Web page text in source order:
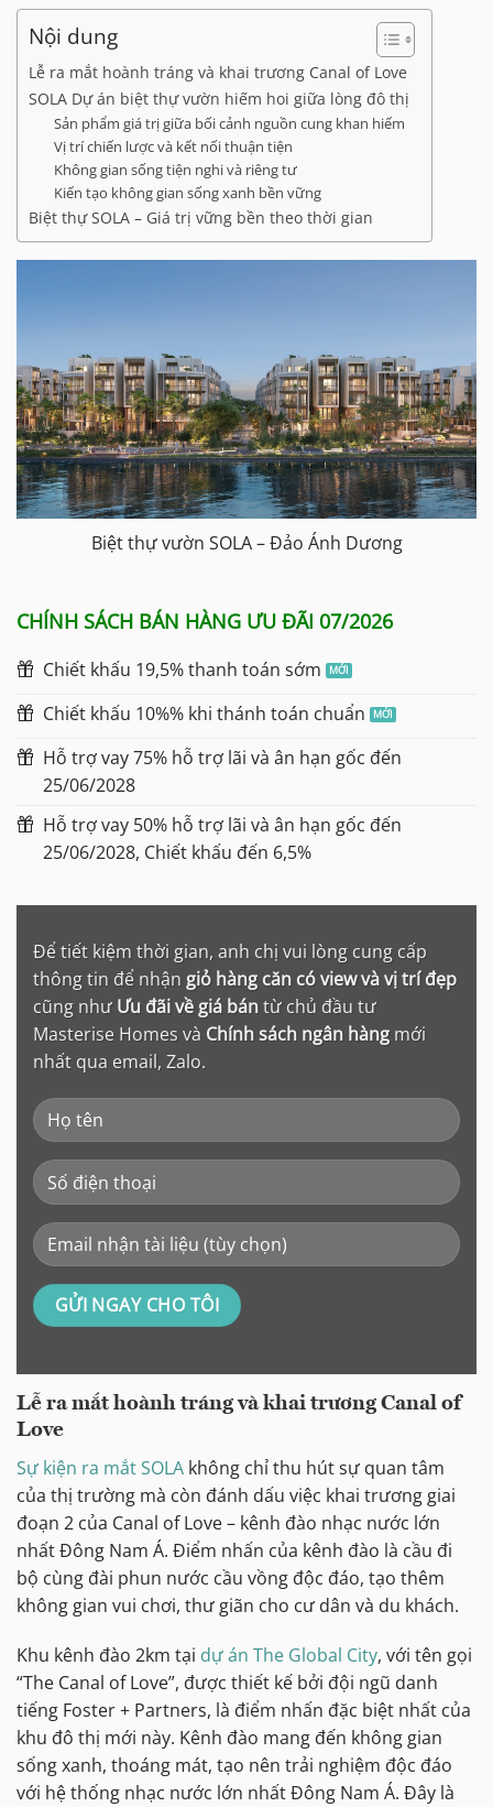
Nội dung
Lễ ra mắt hoành tráng và khai trương Canal of Love
SOLA Dự án biệt thự vườn hiếm hoi giữa lòng đô thị
Sản phẩm giá trị giữa bối cảnh nguồn cung khan hiếm
Vị trí chiến lược và kết nối thuận tiện
Không gian sống tiện nghi và riêng tư
Kiến tạo không gian sống xanh bền vững
Biệt thự SOLA – Giá trị vững bền theo thời gian
Biệt thự vườn SOLA – Đảo Ánh Dương
CHÍNH SÁCH BÁN HÀNG ƯU ĐÃI 07/2026
Chiết khấu 19,5% thanh toán sớm
Chiết khấu 10%% khi thánh toán chuẩn
Hỗ trợ vay 75% hỗ trợ lãi và ân hạn gốc đến
25/06/2028
Hỗ trợ vay 50% hỗ trợ lãi và ân hạn gốc đến
25/06/2028, Chiết khấu đến 6,5%
Để tiết kiệm thời gian, anh chị vui lòng cung cấp
thông tin để nhận giỏ hàng căn có view và vị trí đẹp
cũng như Ưu đãi về giá bán từ chủ đầu tư
Masterise Homes và Chính sách ngân hàng mới
nhất qua email, Zalo.
Lễ ra mắt hoành tráng và khai trương Canal of
Love
Sự kiện ra mắt SOLA không chỉ thu hút sự quan tâm
của thị trường mà còn đánh dấu việc khai trương giai
đoạn 2 của Canal of Love – kênh đào nhạc nước lớn
nhất Đông Nam Á. Điểm nhấn của kênh đào là cầu đi
bộ cùng đài phun nước cầu vồng độc đáo, tạo thêm
không gian vui chơi, thư giãn cho cư dân và du khách.
Khu kênh đào 2km tại dự án The Global City, với tên gọi
“The Canal of Love”, được thiết kế bởi đội ngũ danh
tiếng Foster + Partners, là điểm nhấn đặc biệt nhất của
khu đô thị mới này. Kênh đào mang đến không gian
sống xanh, thoáng mát, tạo nên trải nghiệm độc đáo
với hệ thống nhạc nước lớn nhất Đông Nam Á. Đây là